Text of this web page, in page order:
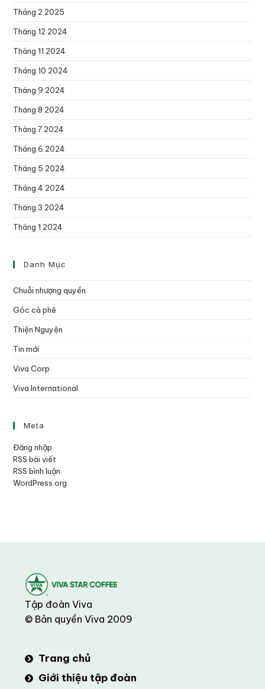
Tháng 2 2025
Tháng 12 2024
Tháng 11 2024
Tháng 10 2024
Tháng 9 2024
Tháng 8 2024
Tháng 7 2024
Tháng 6 2024
Tháng 5 2024
Tháng 4 2024
Tháng 3 2024
Tháng 1 2024
Danh Mục
Chuỗi nhượng quyền
Góc cà phê
Thiện Nguyện
Tin mới
Viva Corp
Viva International
Meta
Đăng nhập
RSS bài viết
RSS bình luận
WordPress.org
Tập đoàn Viva
© Bản quyền Viva 2009
Trang chủ
Giới thiệu tập đoàn